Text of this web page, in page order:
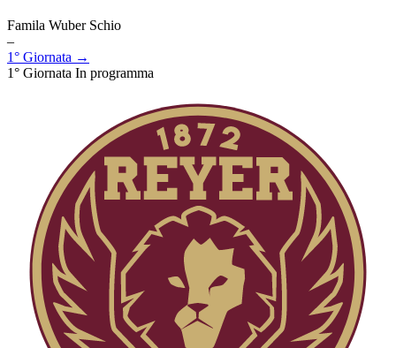
Famila Wuber Schio
–
1° Giornata →
1° Giornata In programma